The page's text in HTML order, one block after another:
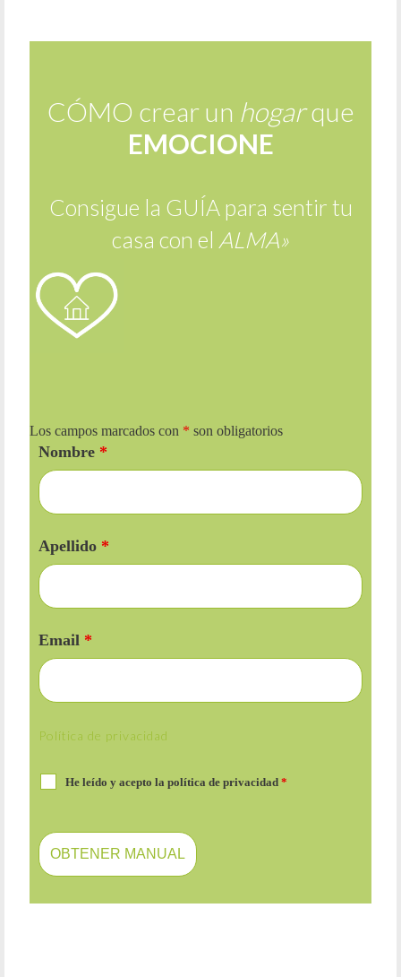
CÓMO crear un hogarque
EMOCIONE
Consigue la GUÍA para sentir tu
casa con el ALMA»
Los campos marcados con * son obligatorios
Nombre *
Apellido *
Email *
Política de privacidad
He leído y acepto la política de privacidad*